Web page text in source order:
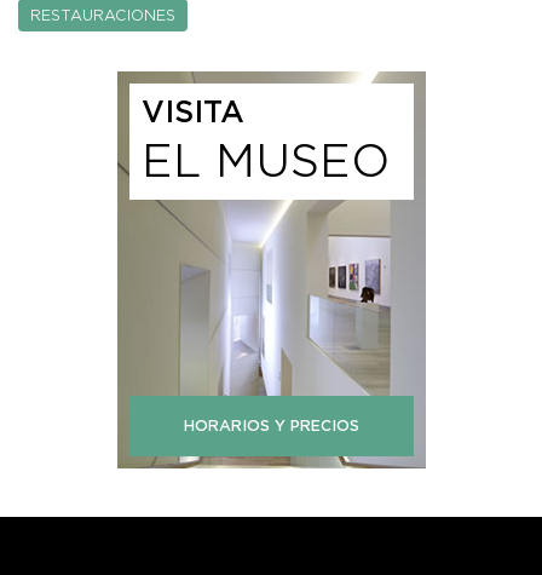
RESTAURACIONES
VISITA
EL MUSEO
HORARIOS Y PRECIOS